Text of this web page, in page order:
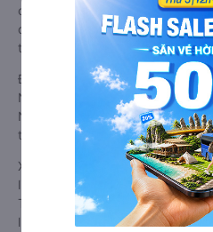
cách giữa các ghế ngồi rất thoải
đáp ứng được nhu cầu về sang
trong việc di chuyển.
Đây là loại xe Quảng Ngãi -
Nai có hỗ trợ đón/trả tận nơi
Ngãi - Quảng Ngãi và nội thành
thuận tiện cho du khách.
Xe Quảng Ngãi - Quảng Ngãi
limousine tốt nhất: Xe từ Quảng
Thành - Đồng Nai limousine
lượng Tốt với điểm đánh giá